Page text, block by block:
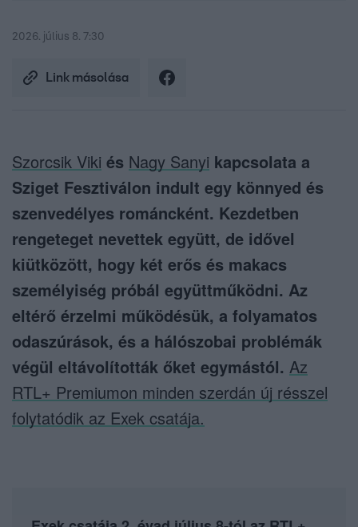
2026. július 8. 7:30
Link másolása
Szorcsik Viki és Nagy Sanyi kapcsolata a
Sziget Fesztiválon indult egy könnyed és
szenvedélyes románcként. Kezdetben
rengeteget nevettek együtt, de idővel
kiütközött, hogy két erős és makacs
személyiség próbál együttműködni. Az
eltérő érzelmi működésük, a folyamatos
odaszúrások, és a hálószobai problémák
végül eltávolították őket egymástól. Az
RTL+ Premiumon minden szerdán új résszel
folytatódik az Exek csatája.